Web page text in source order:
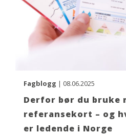
Fagblogg | 08.06.2025
Derfor bør du bruke
referansekort – og
er ledende i Norge